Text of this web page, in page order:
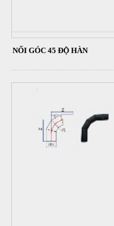
NỐI GÓC 45 ĐỘ HÀN